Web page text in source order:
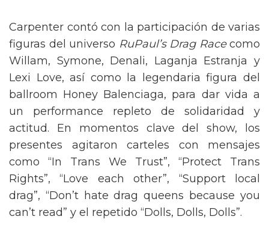
Carpenter contó con la participación de varias
figuras del universo RuPaul’s Drag Racecomo
Willam, Symone, Denali, Laganja Estranja y
Lexi Love, así como la legendaria figura del
ballroom Honey Balenciaga, para dar vida a
un performance repleto de solidaridad y
actitud. En momentos clave del show, los
presentes agitaron carteles con mensajes
como “In Trans We Trust”, “Protect Trans
Rights”, “Love each other”, “Support local
drag”, “Don’t hate drag queens because you
can’t read” y el repetido “Dolls, Dolls, Dolls”.